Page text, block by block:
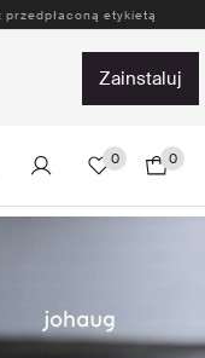
przedpłaconą etykietą
zainstaluj
0 0